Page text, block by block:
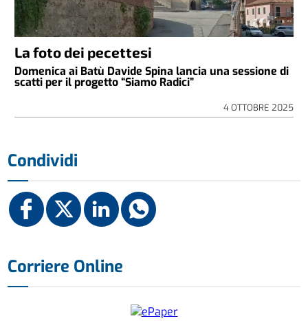
La foto dei pecettesi
Domenica ai Batù Davide Spina lancia una sessione di
scatti per il progetto “Siamo Radici”
4 OTTOBRE 2025
Condividi
Corriere Online